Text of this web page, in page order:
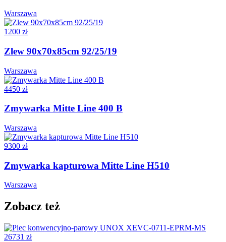
Warszawa
1200 zł
Zlew 90x70x85cm 92/25/19
Warszawa
4450 zł
Zmywarka Mitte Line 400 B
Warszawa
9300 zł
Zmywarka kapturowa Mitte Line H510
Warszawa
Zobacz też
26731 zł